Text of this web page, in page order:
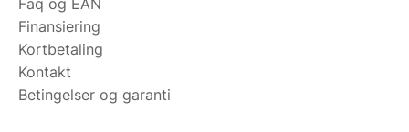
Faq og EAN
Finansiering
Kortbetaling
Kontakt
Betingelser og garanti